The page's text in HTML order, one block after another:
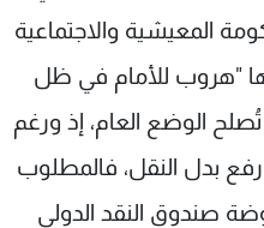
المعيشية والاجتماعية
أنّها "هروب للأمام في ظل
الوضع العام، إذ ورغم
بدل النقل، فالمطلوب
صندوق النقد الدولي